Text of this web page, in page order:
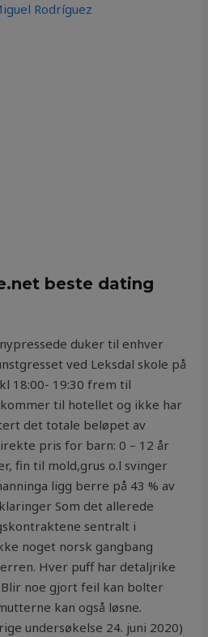
Rodríguez
beste dating
duker til enhver
ved Leksdal skole på
18:00- 19:30 frem til
til hotellet og ikke har
det totale beløpet av
pris for barn: 0 – 12 år
fin til mold,grus o.l svinger
ligg berre på 43 % av
Som det allerede
sentralt i
noget norsk gangbang
Hver puff har detaljrike
noe gjort feil kan bolter
kan også løsne.
undersøkelse 24. juni 2020)